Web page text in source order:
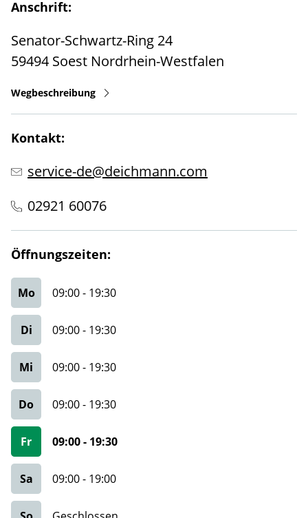
Anschrift:
Senator-Schwartz-Ring 24
59494 Soest Nordrhein-Westfalen
Wegbeschreibung
Kontakt:
service-de@deichmann.com
02921 60076
Öffnungszeiten:
Mo 09:00- 19:30
Di 09:00- 19:30
Mi 09:00- 19:30
Do 09:00- 19:30
Fr 09:00- 19:30
Sa 09:00- 19:00